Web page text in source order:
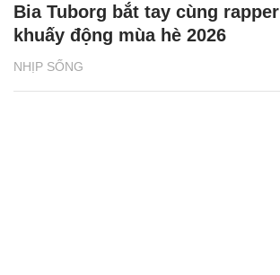
NHỊP SỐNG
Bia Tuborg bắt tay cùng
khuấy động mùa hè 2026